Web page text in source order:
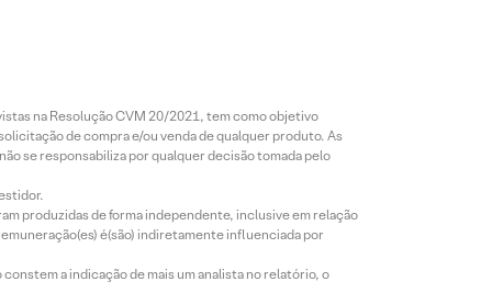
na Resolução CVM 20/2021, tem como objetivo
de compra e/ou venda de qualquer produto. As
se responsabiliza por qualquer decisão tomada pelo
produzidas de forma independente, inclusive em relação
é(são) indiretamente influenciada por
a indicação de mais um analista no relatório, o